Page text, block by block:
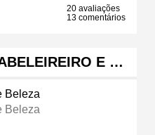
20 avaliações
13 comentários
E …
Beleza
Beleza